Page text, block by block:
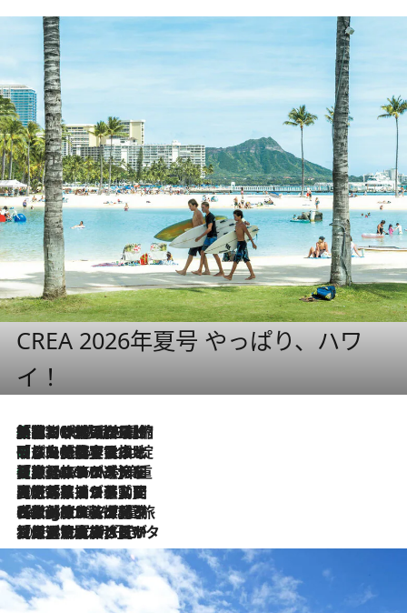
CREA 2026年夏号 やっぱり、ハワ
イ！
2026.8.6
「荷物が増えるほど旅ストレスは増す」美容ジャーナリストがたどり着いた最終結論。“化粧品を劇的に減らす”感動の凝縮美容とは
2026.8.6
「旅先には金髪ウィッグを持参」日本と同じメイクでは損してる!? 美容ジャーナリストが提案する“掟破りの旅美容”とは
2026.8.6
【厳選旅コスメ】「身軽さ＆UV対策重視！」ヘアアーティストshucoが選んだ夏旅ベストコスメを発表【Mサイズジップ】
2026.8.5
【厳選旅コスメ】国内をあちこち移動する河井菜摘が選んだ夏旅ベストコスメ発表！「リラックスアイテムはマスト」【Mサイズジップ】
2026.8.4
【厳選旅コスメ】「紫外線＆乾燥対策しながらメイク感も！」ヘア＆メイクGeorgeが選んだ夏旅ベストコスメを発表！【Mサイズジップ】
2026.8.3
【厳選旅コスメ】「保湿もタイパ重視！」“サウナ好き”タレント清水みさとが愛用する夏旅ベストコスメを発表！【Mサイズジップ】